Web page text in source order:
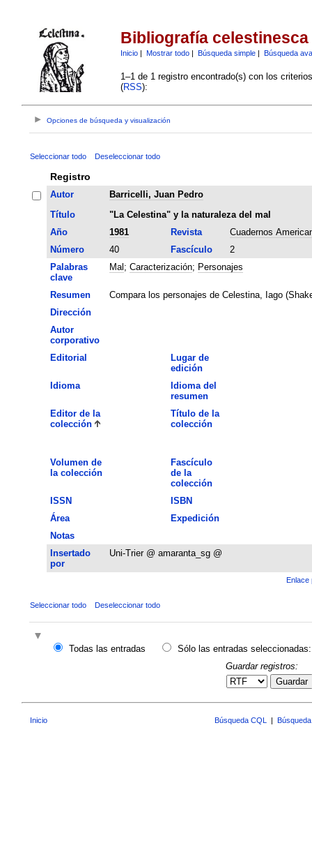
Bibliografía celestinesca
Inicio| Mostrar todo| Búsqueda simple| Búsqueda
1–1 de 1 registro encontrado(s) con los
(RSS):
Opciones de búsqueda y visualización
Seleccionar todo Deseleccionar todo
Registro
Autor
Barricelli, Juan Pedro
Título
"La Celestina" y la naturaleza del mal
Año
1981 Revista
Cuadernos
Número
40 Fascículo
2
Palabras
clave
Mal ; Caracterización; Personajes
Resumen
Compara los personajes de Celestina, Iago
Dirección
Autor
corporativo
Editorial
Lugar de
edición
Idioma
Idioma del
resumen
Editor de la
colección
Título de la
colección
Volumen de
la colección
Fascículo
de la
colección
ISSN
ISBN
Área
Expedición
Notas
Insertado
por
Uni-Trier @ amaranta_sg @
Enlace
Seleccionar todo Deseleccionar todo
Todas las entradas
Sólo las entradas seleccionadas:
Guardar registros:
Guardar
Inicio Búsqueda CQL